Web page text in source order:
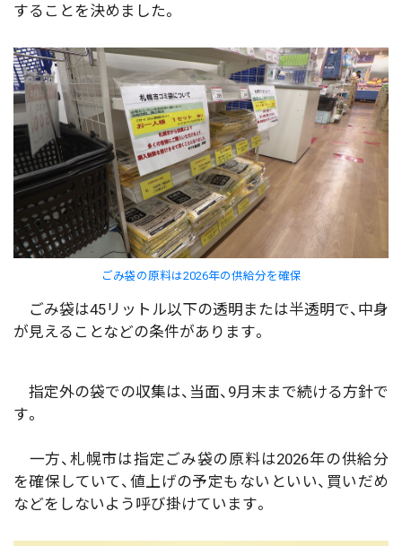
することを決めました。
ごみ袋の原料は2026年の供給分を確保
ごみ袋は45リットル以下の透明または半透明で、中身
が見えることなどの条件があります。
指定外の袋での収集は、当面、9月末まで続ける方針で
す。
一方、札幌市は指定ごみ袋の原料は2026年の供給分
を確保していて、値上げの予定もないといい、買いだめ
などをしないよう呼び掛けています。